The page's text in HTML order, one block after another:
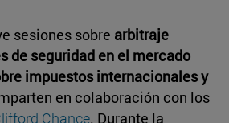
sesiones sobre arbitraje
de seguridad en el mercado
impuestos internacionales y
en colaboración con los
Chance. Durante la